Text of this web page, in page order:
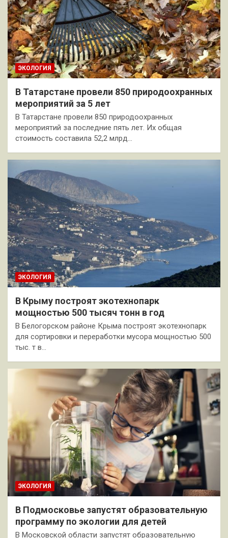
ЭКОЛОГИЯ
В Татарстане провели 850 природоохранных
мероприятий за 5 лет
В Татарстане провели 850 природоохранных
мероприятий за последние пять лет. Их общая
стоимость составила 52,2 млрд…
ЭКОЛОГИЯ
В Крыму построят экотехнопарк
мощностью 500 тысяч тонн в год
В Белогорском районе Крыма построят экотехнопарк
для сортировки и переработки мусора мощностью 500
тыс. т в…
ЭКОЛОГИЯ
В Подмосковье запустят образовательную
программу по экологии для детей
В Московской области запустят образовательную